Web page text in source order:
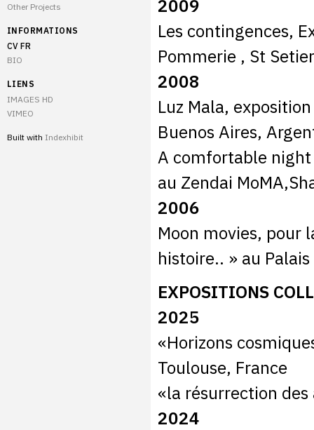
Other Projects
INFORMATIONS
CV FR
BIO
LIENS
IMAGES HD
VIMEO
Built with Indexhibit
2009
Les contingences,
Pommerie , St
2008
Luz Mala,
Buenos Aires,
A comfortable
au Zendai
2006
Moon movies, pour
histoire.. » au
EXPOSITIONS
2025
«Horizons
Toulouse, France
«la résurrection
2024